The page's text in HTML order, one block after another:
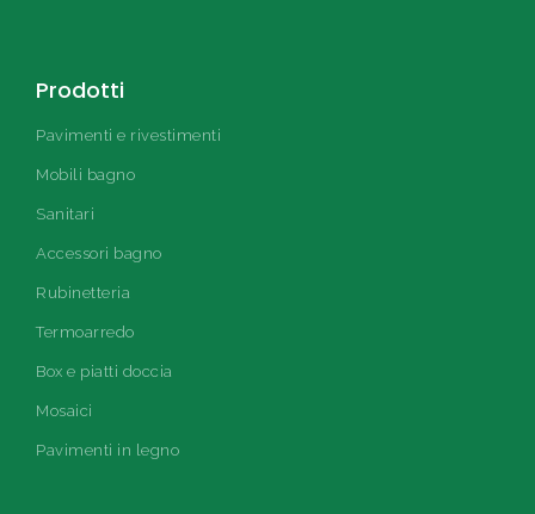
Prodotti
Pavimenti e rivestimenti
Mobili bagno
Sanitari
Accessori bagno
Rubinetteria
Termoarredo
Box e piatti doccia
Mosaici
Pavimenti in legno